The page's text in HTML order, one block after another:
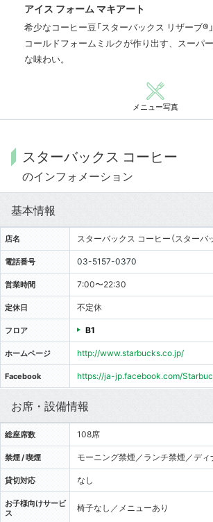
アイス フォーム マキアート
希少なコーヒー豆「スターバックス リザーブ®
コールドフォームミルクが作り出す、スーパ
な味わい。
メニュー写真
スターバックス コーヒー
のインフォメーション
基本情報
店名 スターバックス コーヒー（スターバ
電話番号 03-5157-0370
営業時間 7:00〜22:30
定休日 不定休
フロア B1
ホームページ http://www.starbucks.co.jp/
Facebook https://ja-jp.facebook.com/
お席・設備情報
総座席数 108席
禁煙 / 喫煙 モーニング禁煙／ランチ禁煙／ディ
貸切対応 なし
お子様向けサービ
ス
椅子なし／メニューあり